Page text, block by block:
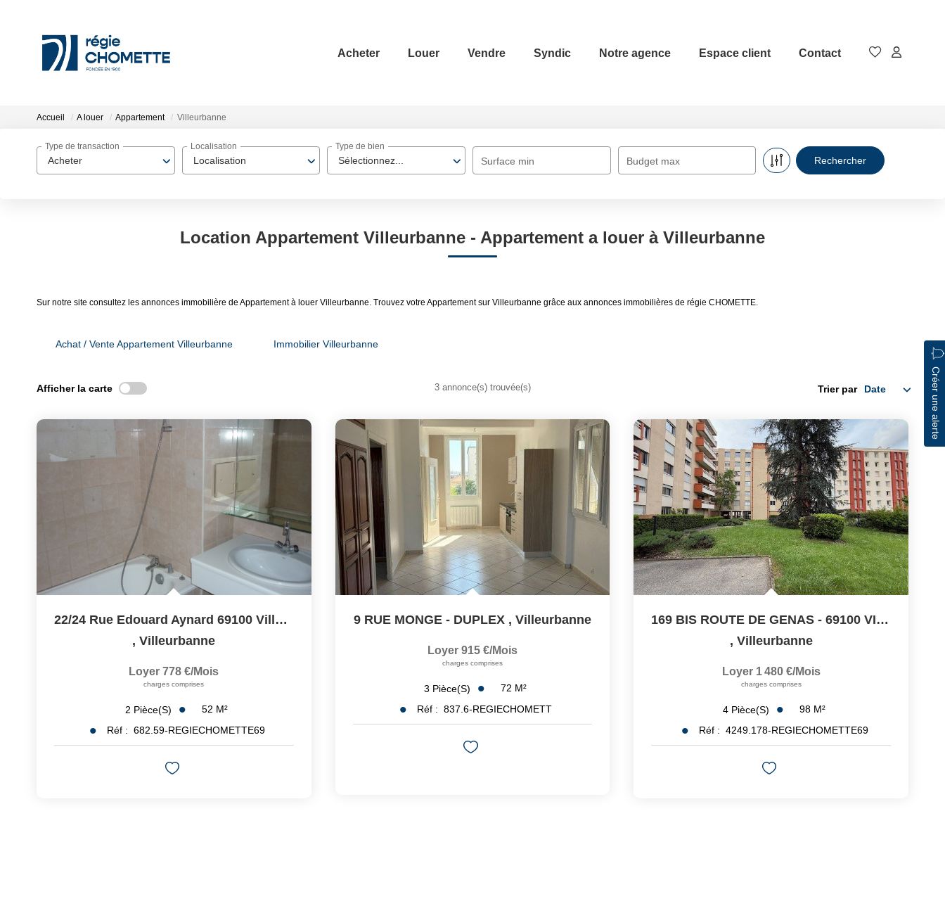
Acheter Louer Vendre Syndic Notre agence Espace client Contact
Accueil A louer Appartement Villeurbanne
Acheter
Type de transaction
Localisation
Localisation
Sélectionnez...
Type de bien
Surface min Budget max
Location Appartement Villeurbanne - Appartement a louer à Villeurbanne
Sur notre site consultez les annonces immobilière de Appartement à louer Villeurbanne. Trouvez votre Appartement sur Villeurbanne grâce aux annonces immobilières de régie CHOMETTE.
Achat / Vente Appartement Villeurbanne Immobilier Villeurbanne
Créer une alerte
Afficher la carte 3 annonce(s) trouvée(s) Trier par
22/24 Rue Edouard Aynard 69100 Villeurbanne
,Villeurbanne
Loyer 778 €/mois
charges comprises
2 Pièce(s) 52 M²
Réf : 682.59-REGIECHOMETTE69
9 RUE MONGE - DUPLEX , Villeurbanne
Loyer 915 €/mois
charges comprises
3 Pièce(s) 72 M²
Réf : 837.6-REGIECHOMETT
169 BIS ROUTE DE GENAS - 69100 VILLEURBANNE
, Villeurbanne
Loyer 1 480 €/mois
charges comprises
4 Pièce(s) 98 M²
Réf : 4249.178-REGIECHOMETTE69